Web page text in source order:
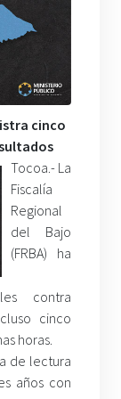
cinco
Tocoa.- La
Fiscalía
Regional
del Bajo
(FRBA) ha
contra
cinco
horas.
de lectura
años con